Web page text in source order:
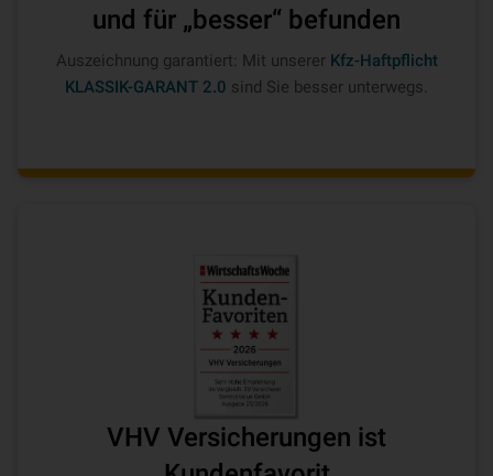
und für „besser“ befunden
Auszeichnung garantiert: Mit unserer Kfz-Haftpflicht
KLASSIK-GARANT 2.0 sind Sie besser unterwegs.
VHV Versicherungen ist